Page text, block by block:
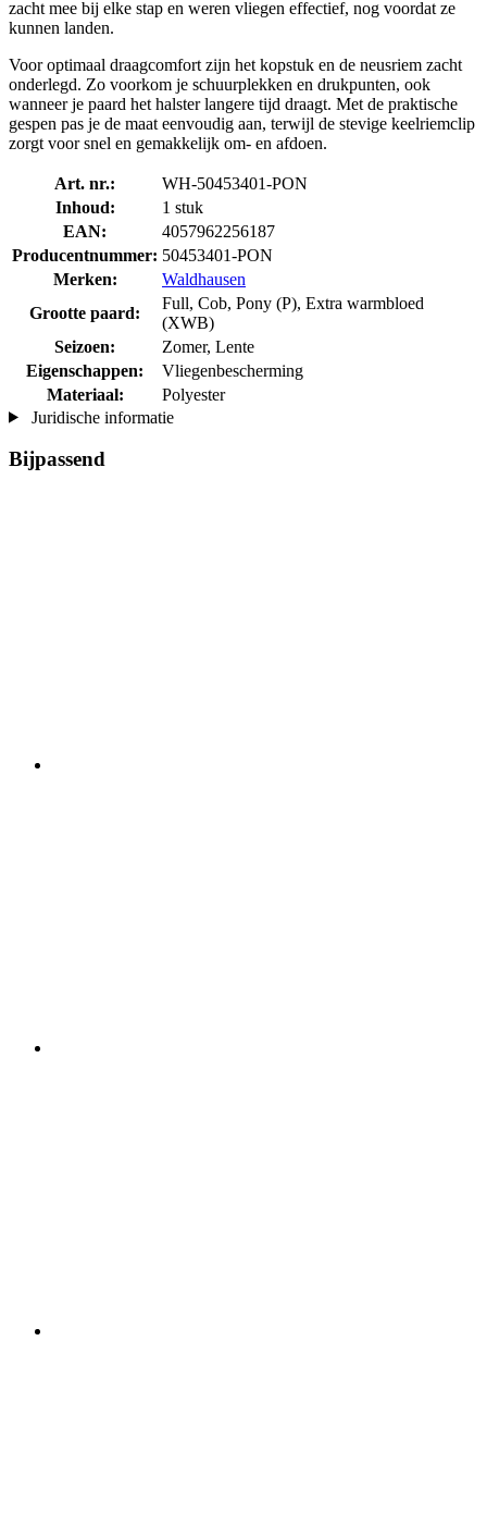
zacht mee bij elke stap en weren vliegen effectief, nog voordat ze
kunnen landen.
Voor optimaal draagcomfort zijn het kopstuk en de neusriem zacht
onderlegd. Zo voorkom je schuurplekken en drukpunten, ook
wanneer je paard het halster langere tijd draagt. Met de praktische
gespen pas je de maat eenvoudig aan, terwijl de stevige keelriemclip
zorgt voor snel en gemakkelijk om- en afdoen.
Art. nr.:
WH-50453401-PON
Inhoud:
1 stuk
EAN:
4057962256187
Producentnummer: 50453401-PON
Merken:
Waldhausen
Grootte paard:
Full, Cob, Pony (P), Extra warmbloed
(XWB)
Seizoen:
Zomer, Lente
Eigenschappen:
Vliegenbescherming
Materiaal:
Polyester
Juridische informatie
Bijpassend